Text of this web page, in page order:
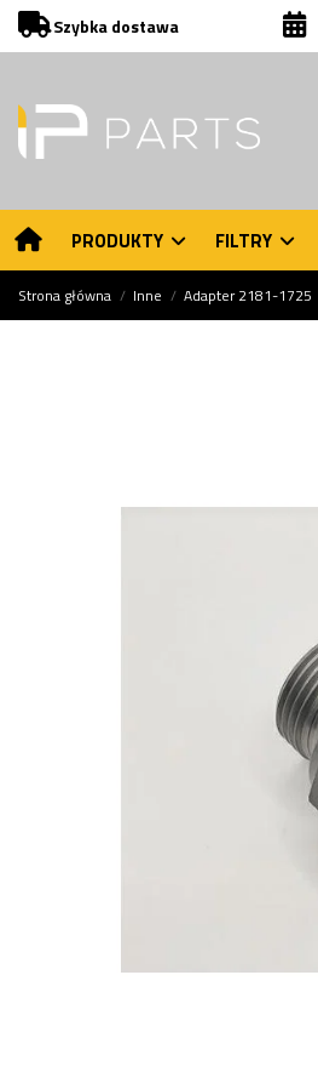
Szybka dostawa
PRODUKTY FILTRY
Strona główna Inne Adapter 2181-1725